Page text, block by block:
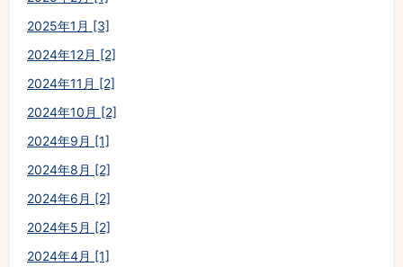
2025年1月 [3]
2024年12月 [2]
2024年11月 [2]
2024年10月 [2]
2024年9月 [1]
2024年8月 [2]
2024年6月 [2]
2024年5月 [2]
2024年4月 [1]